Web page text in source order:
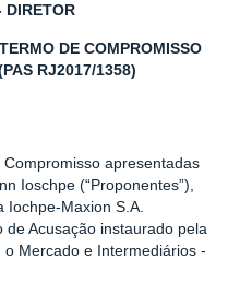
DIRETOR
DE COMPROMISSO
RJ2017/1358)
apresentadas
Ioschpe (“Proponentes”),
Maxion S.A.
de Acusação instaurado pela
Mercado e Intermediários -